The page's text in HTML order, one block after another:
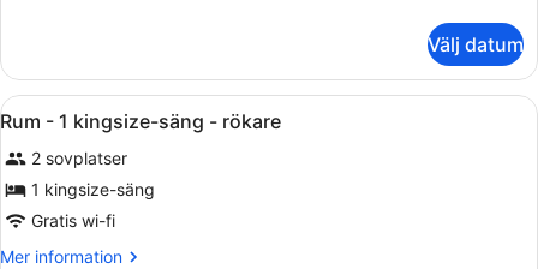
säng
icke-
-
kingsize-
-
icke-
rökare
Välj datum
Öppna
alla
foton
för
Rum
-
Ett hotellrum med en stor säng,
1
Rum - 1 kingsize-säng - rökare
2 sovplatser
1 kingsize-säng
Gratis wi-fi
Mer information
Mer